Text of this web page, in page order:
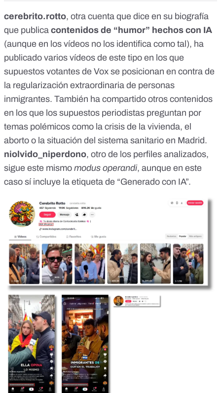
cerebrito.rotto, otra cuenta que dice en su biografía
que publica contenidos de “humor” hechos con IA
(aunque en los vídeos no los identifica como tal), ha
publicado varios vídeos de este tipo en los que
supuestos votantes de Vox se posicionan en contra de
la regularización extraordinaria de personas
inmigrantes. También ha compartido otros contenidos
en los que los supuestos periodistas preguntan por
temas polémicos como la crisis de la vivienda, el
aborto o la situación del sistema sanitario en Madrid.
niolvido_niperdono, otro de los perfiles analizados,
sigue este mismo modus operandi, aunque en este
caso sí incluye la etiqueta de “Generado con IA”.